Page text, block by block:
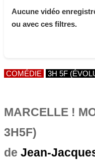
Aucune vidéo
ou avec ces filtres.
COMÉDIE 3H 5F
MARCELLE !
3H5F)
de Jean-